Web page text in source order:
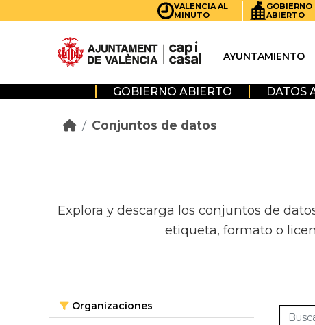
VALENCIA AL
MINUTO
GOBIERNO
ABIERTO
AYUNTAMIENTO
GOBIERNO ABIERTO DATOS
Conjuntos de datos
Explora y descarga los conjuntos de
etiqueta, formato o
Organizaciones